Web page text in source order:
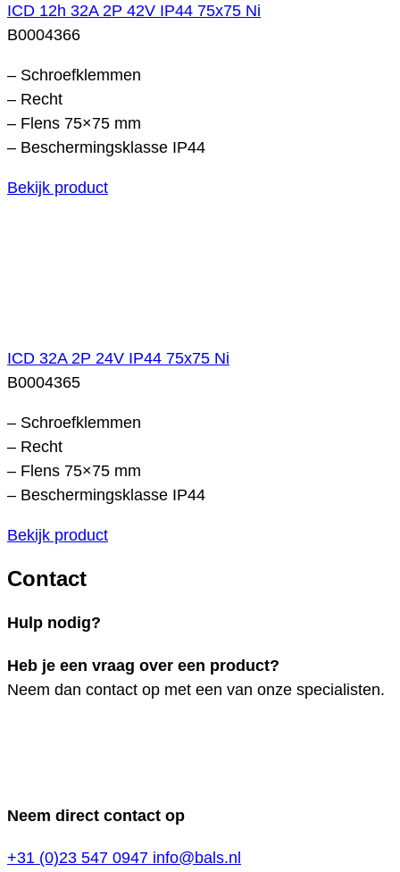
ICD 12h 32A 2P 42V IP44 75x75 Ni
B0004366
– Schroefklemmen
– Recht
– Flens 75×75 mm
– Beschermingsklasse IP44
Bekijk product
ICD 32A 2P 24V IP44 75x75 Ni
B0004365
– Schroefklemmen
– Recht
– Flens 75×75 mm
– Beschermingsklasse IP44
Bekijk product
Contact
Hulp nodig?
Heb je een vraag over een product?
Neem dan contact op met een van onze specialisten.
Neem direct contact op
+31 (0)23 547 0947 info@bals.nl